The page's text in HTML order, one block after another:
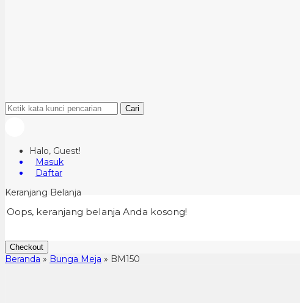
Cari
Halo, Guest!
Masuk
Daftar
Keranjang Belanja
Oops, keranjang belanja Anda kosong!
Checkout
Beranda » Bunga Meja » BM150